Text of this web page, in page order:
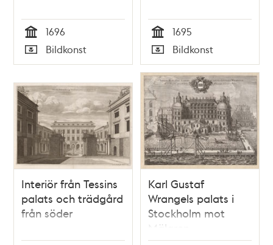
Tid
1696
Typ
Bildkonst Tid
1695
Typ
Bildkonst
Interiör från Tessins
palats och trädgård
från söder
Karl Gustaf
Wrangels palats i
Stockholm mot
Mälaren